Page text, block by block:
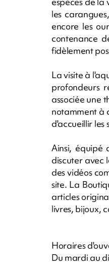
les
encore les
contenance
fidèlement
La visite à
profondeurs
associée une
notamment à
d'accueillir les
Ainsi, équipé
discuter avec
des vidéos
site. La
articles
livres, bijoux,
Horaires
Du mardi au